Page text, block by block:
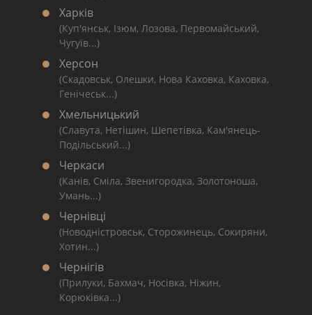
Харків
(Куп'янськ, Ізюм, Лозова, Первомайський,
Чугуїв...)
Херсон
(Скадовськ, Олешки, Нова Каховка, Каховка,
Генічеськ...)
Хмельницький
(Славута, Нетішин, Шепетівка, Кам'янець-
Подільський...)
Черкаси
(Канів, Сміла, Звенигородка, Золотоноша,
Умань...)
Чернівці
(Новодністровськ, Сторожинець, Сокиряни,
Хотин...)
Чернігів
(Прилуки, Бахмач, Носівка, Ніжин,
Корюківка...)